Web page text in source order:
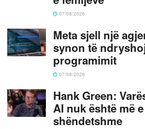
07/08/2026
Meta sjell një
synon të
programimit
07/08/2026
Hank Green:
AI nuk është më e
shëndetshme